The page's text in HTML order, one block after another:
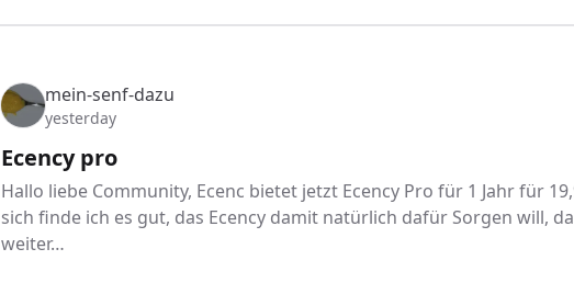
mein-senf-dazu
yesterday
Ecency pro
Hallo liebe Community, Ecenc bietet jetzt Ecency Pro für 1 Jahr für
sich finde ich es gut, das Ecency damit natürlich dafür Sorgen will,
weiter…